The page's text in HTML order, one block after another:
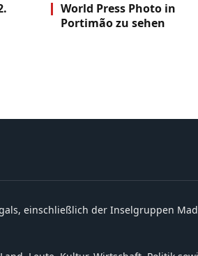
World Press Photo in
Portimão zu sehen
einschließlich der Inselgruppen